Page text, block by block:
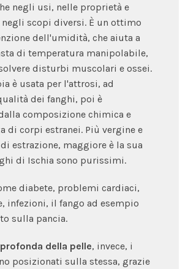
negli usi, nelle proprietà e
scopi diversi. È un ottimo
dell'umidità, che aiuta a
di temperatura manipolabile,
disturbi muscolari e ossei.
è usata per l'attrosi, ad
dei fanghi, poi è
composizione chimica e
di corpi estranei. Più vergine e
estrazione, maggiore è la sua
di Ischia sono purissimi.
diabete, problemi cardiaci,
infezioni, il fango ad esempio
sulla pancia.
della pelle, invece, i
posizionati sulla stessa, grazie